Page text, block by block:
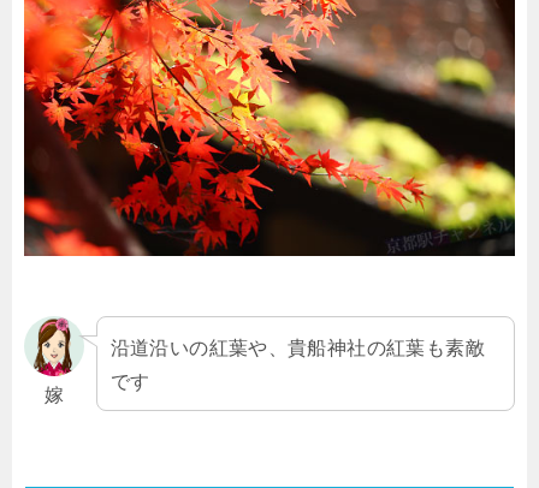
嫁
沿道沿いの紅葉や、貴船神社の紅葉も素敵
です